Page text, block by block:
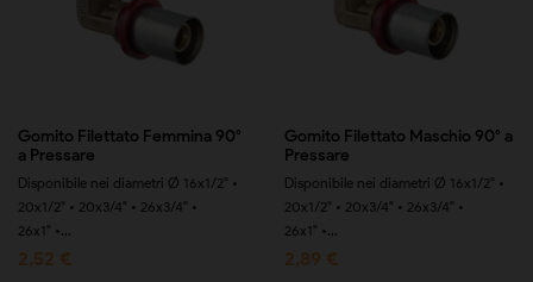
Gomito Filettato Femmina 90°
a Pressare
Disponibile nei diametri Ø 16x1/2" •
20x1/2" • 20x3/4" • 26x3/4" •
26x1" •...
2,52 €
Gomito Filettato Maschio 90° a
Pressare
Disponibile nei diametri Ø 16x1/2" •
20x1/2" • 20x3/4" • 26x3/4" •
26x1" •...
2,89 €